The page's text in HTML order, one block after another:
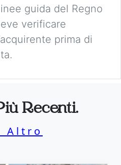
guida del Regno
verificare
prima di
Recenti.
Altro